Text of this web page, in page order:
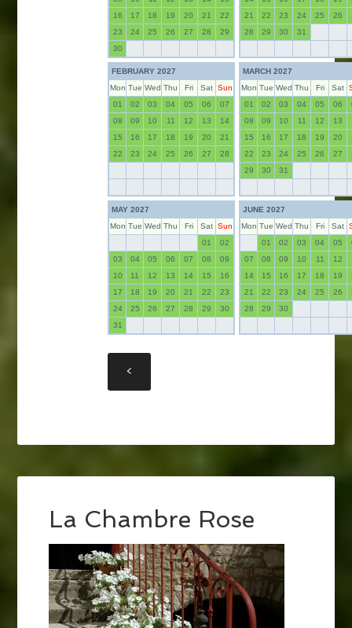
16
17 18 19 20 21
22
23
24 25 26 27 28
29
30
21
22 23 24 25 26
28
29 30 31
FEBRUARY 2027
Mon Tue Wed Thu Fri Sat Sun
01
02 03 04 05 06
07
08
09 10 11 12 13
14
15
16 17 18 19 20
21
22
23 24 25 26 27 28
MARCH 2027
Mon Tue Wed Thu Fri Sat
01
02 03 04 05 06
08
09 10 11 12 13
15
16 17 18 19 20
22
23 24 25 26 27
29
30 31
MAY 2027
Mon Tue Wed Thu Fri Sat Sun
01
02
03
04 05 06 07 08
09
10
11 12 13 14 15
16
17
18 19 20 21 22
23
24
25 26 27 28 29
30
31
JUNE 2027
Mon Tue Wed Thu Fri Sat
01
02 03 04 05
07
08 09 10 11 12
14
15 16 17 18 19
21
22 23 24 25 26
28
29 30
La Chambre Rose